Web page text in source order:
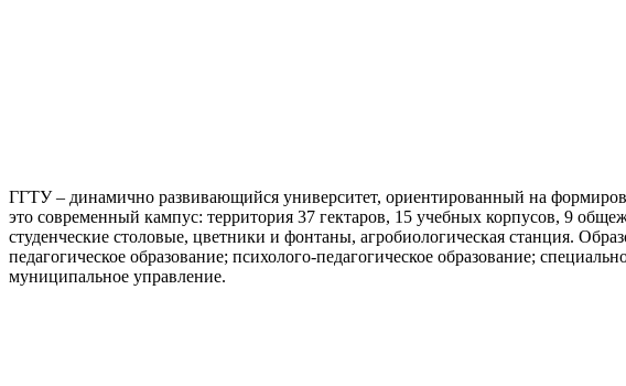
ГГТУ – динамично развивающийся университет, ориентированный на
это современный кампус: территория 37 гектаров, 15 учебных корпусов, 9
студенческие столовые, цветники и фонтаны, агробиологическая станция.
педагогическое образование; психолого-педагогическое образование;
муниципальное управление.